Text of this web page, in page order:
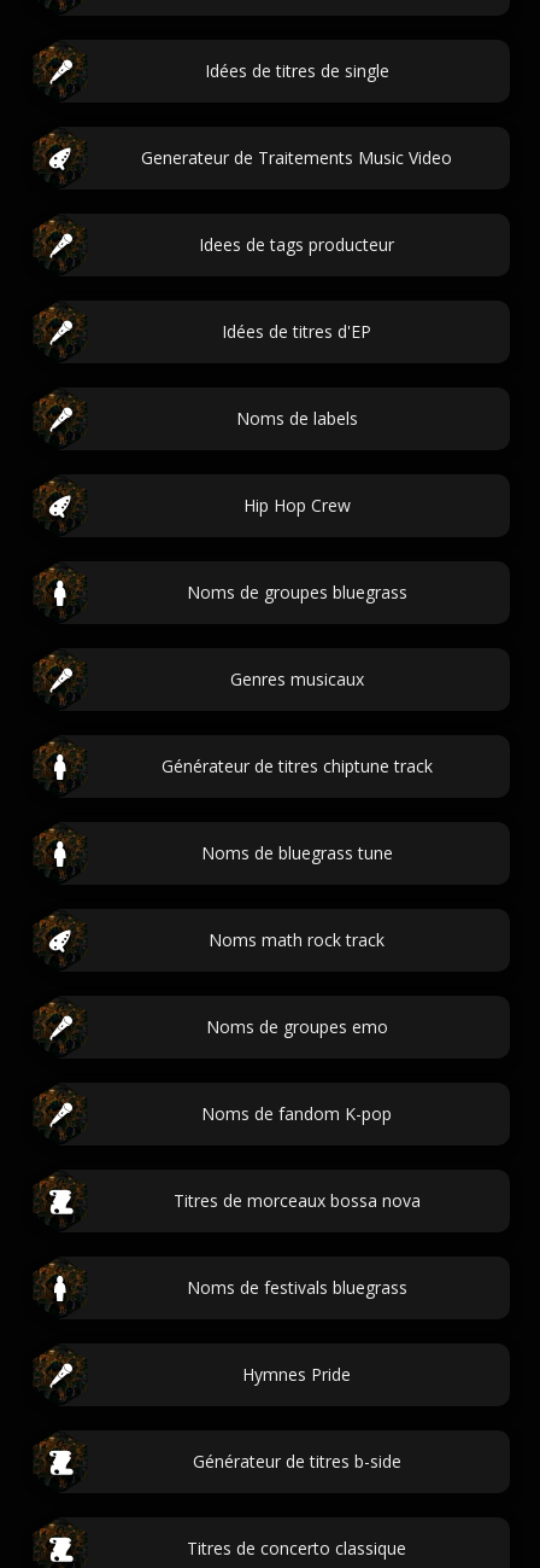
Idées de titres de single
Generateur de Traitements Music Video
Idees de tags producteur
Idées de titres d'EP
Noms de labels
Hip Hop Crew
Noms de groupes bluegrass
Genres musicaux
Générateur de titres chiptune track
Noms de bluegrass tune
Noms math rock track
Noms de groupes emo
Noms de fandom K-pop
Titres de morceaux bossa nova
Noms de festivals bluegrass
Hymnes Pride
Générateur de titres b-side
Titres de concerto classique